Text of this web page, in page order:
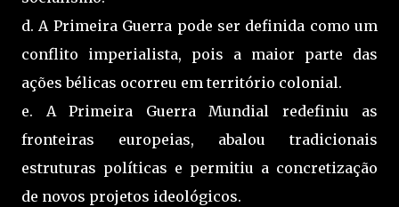
d. A Primeira Guerra pode ser definida como um
conflito imperialista, pois a maior parte das
ações bélicas ocorreu em território colonial.
e. A Primeira Guerra Mundial redefiniu as
fronteiras europeias, abalou tradicionais
estruturas políticas e permitiu a concretização
de novos projetos ideológicos.